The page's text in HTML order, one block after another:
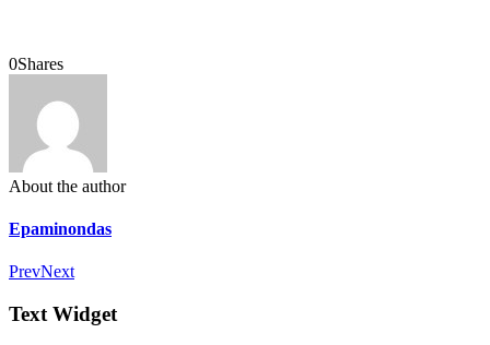
0Shares
About the author
Epaminondas
PrevNext
Text Widget